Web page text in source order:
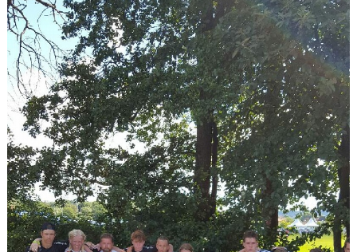
GAMLA GIFFS TORSDAGSTRÄFFAR
MATCHER
CUPER ARBETSBESKRIVNING
PLANSCHEMA